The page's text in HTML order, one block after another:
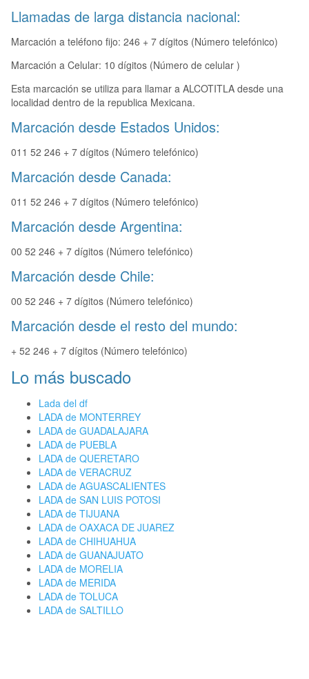
Llamadas de larga distancia nacional:
Marcación a teléfono fijo: 246 + 7 dígitos (Número telefónico)
Marcación a Celular: 10 dígitos (Número de celular )
Esta marcación se utiliza para llamar a ALCOTITLA desde una
localidad dentro de la republica Mexicana.
Marcación desde Estados Unidos:
011 52 246 + 7 dígitos (Número telefónico)
Marcación desde Canada:
011 52 246 + 7 dígitos (Número telefónico)
Marcación desde Argentina:
00 52 246 + 7 dígitos (Número telefónico)
Marcación desde Chile:
00 52 246 + 7 dígitos (Número telefónico)
Marcación desde el resto del mundo:
+ 52 246 + 7 dígitos (Número telefónico)
Lo más buscado
Lada del df
LADA de MONTERREY
LADA de GUADALAJARA
LADA de PUEBLA
LADA de QUERETARO
LADA de VERACRUZ
LADA de AGUASCALIENTES
LADA de SAN LUIS POTOSI
LADA de TIJUANA
LADA de OAXACA DE JUAREZ
LADA de CHIHUAHUA
LADA de GUANAJUATO
LADA de MORELIA
LADA de MERIDA
LADA de TOLUCA
LADA de SALTILLO